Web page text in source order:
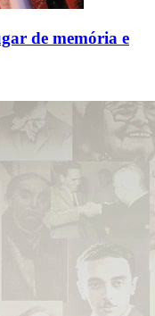
de memória e